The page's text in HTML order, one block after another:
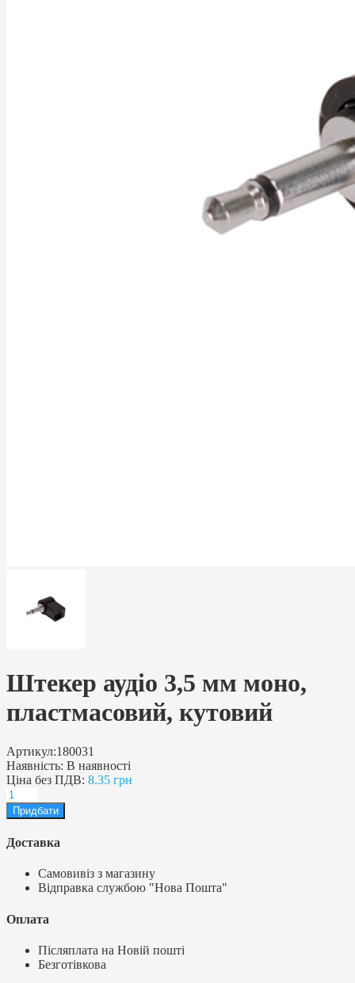
Штекер аудіо 3,5 мм моно,
пластмасовий, кутовий
Артикул:180031
Наявність: В наявності
Ціна без ПДВ: 8.35 грн
Доставка
Самовивіз з магазину
Відправка службою "Нова Пошта"
Оплата
Післяплата на Новій пошті
Безготівкова